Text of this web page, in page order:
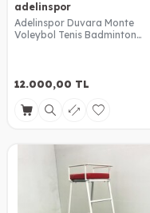
adelinspor
Adelinspor Duvara Monte
Voleybol Tenis Badminton
12.000,00 TL